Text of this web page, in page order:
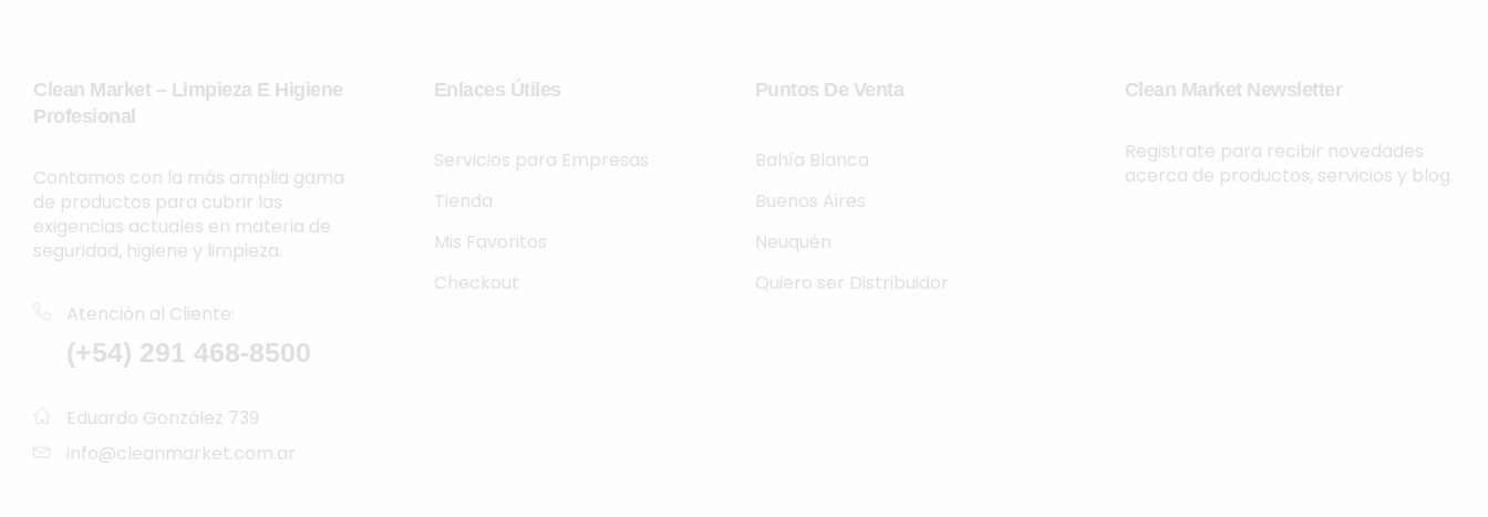
Clean Market – Limpieza E Higiene
Profesional
Contamos con la más amplia gama
de productos para cubrir las
exigencias actuales en materia de
seguridad, higiene y limpieza.
Atención al Cliente:
(+54) 291 468-8500
Eduardo González 739
info@cleanmarket.com.ar
Enlaces Útiles
Servicios para Empresas
Tienda
Mis Favoritos
Checkout
Puntos De Venta
Bahía Blanca
Buenos Aires
Neuquén
Quiero ser Distribuidor
Clean Market Newsletter
Registrate para recibir novedades
acerca de productos, servicios y blog.